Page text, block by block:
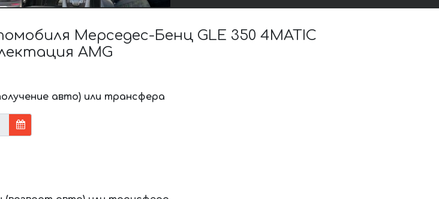
Мерседес-Бенц GLE 350 4MATIC
AMG
авто) или трансфера